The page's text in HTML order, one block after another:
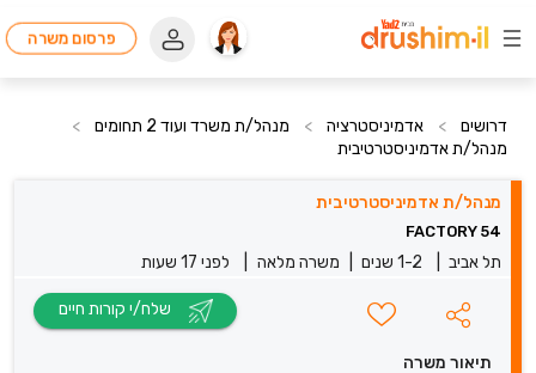
פרסום משרה
דרושים > אדמיניסטרציה > מנהל/ת משרד ועוד 2 תחומים
>
מנהל/ת אדמיניסטרטיבית
מנהל/ת אדמיניסטרטיבית
FACTORY 54
תל אביב 1-2 שנים משרה מלאה לפני 17 שעות
תיאור משרה